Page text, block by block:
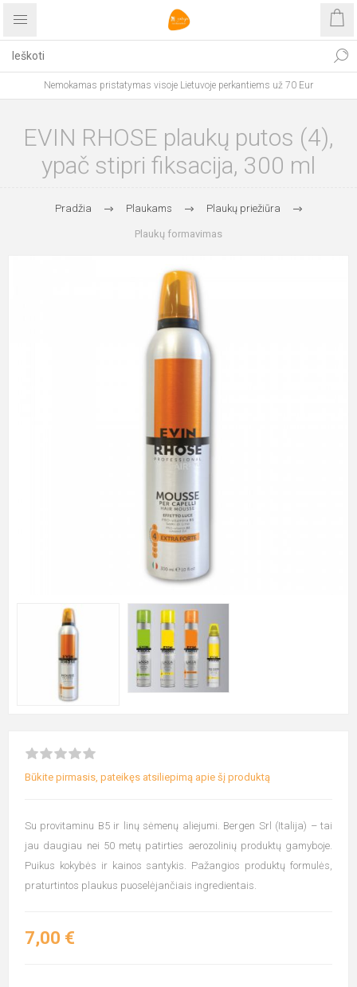
Nemokamas pristatymas visoje Lietuvoje perkantiems už 70 Eur
EVIN RHOSE plaukų putos (4),
ypač stipri fiksacija, 300 ml
Pradžia Plaukams Plaukų priežiūra
Plaukų formavimas
Būkite pirmasis, pateikęs atsiliepimą apie šį produktą
Su provitaminu B5 ir linų sėmenų aliejumi. Bergen Srl (Italija) – tai
jau daugiau nei 50 metų patirties aerozolinių produktų gamyboje.
Puikus kokybės ir kainos santykis. Pažangios produktų formulės,
praturtintos plaukus puoselėjančiais ingredientais.
7,00 €